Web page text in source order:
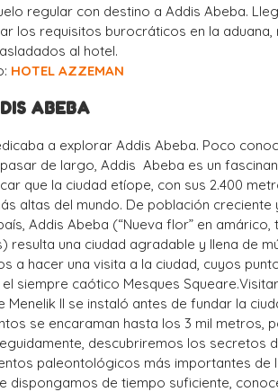
regular con destino a Addis Abeba.
los requisitos burocráticos en la
al hotel.
HOTEL AZZEMAN
ABEBA
a explorar Addis Abeba. Poco
de largo, Addis Abeba es un
que la ciudad etíope, con sus 2.400
altas del mundo. De población
Addis Abeba (“Nueva flor” en
resulta una ciudad agradable y llena de
a hacer una visita a la ciudad, cuyos
el siempre caótico Mesques
Menelik II se instaló antes de fundar la
se encaraman hasta los 3 mil metros,
descubriremos los secretos
paleontológicos más importantes de
dispongamos de tiempo suficiente,